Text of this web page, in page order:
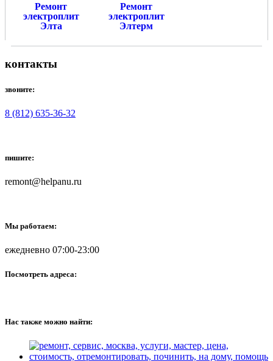
Ремонт
электроплит
Элта
Ремонт
электроплит
Элтерм
контакты
звоните:
8 (812) 635-36-32
пишите:
remont@helpanu.ru
Мы работаем:
ежедневно 07:00-23:00
Посмотреть адреса:
Нас также можно найти: